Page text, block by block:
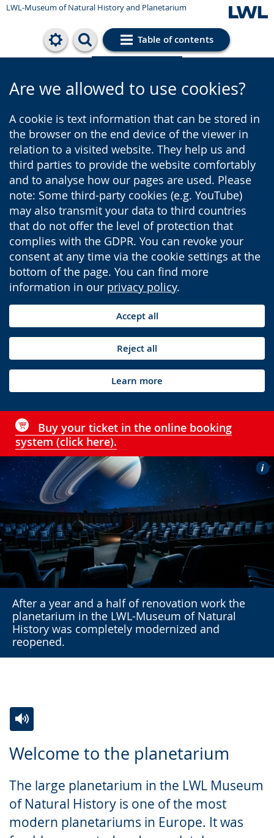
LWL-Museum of Natural History and Planetarium
Table of contents
Cookie settings
Are we allowed to use cookies?
A cookie is text information that can be stored in
the browser on the end device of the viewer in
relation to a visited website. They help us and
third parties to provide the website comfortably
and to analyse how our pages are used. Please
note: Some third-party cookies (e.g. YouTube)
may also transmit your data to third countries
that do not offer the level of protection that
complies with the GDPR. You can revoke your
consent at any time via the cookie settings at the
bottom of the page. You can find more
information in our privacy policy.
Accept all
Reject all
Learn more
Buy your ticket in the online booking
system (click here).
After a year and a half of renovation work the
planetarium in the LWL-Museum of Natural
History was completely modernized and
reopened.
Welcome to the planetarium
The large planetarium in the LWL Museum
of Natural History is one of the most
modern planetariums in Europe. It was
to
language.
audio
video
open
up
presenting